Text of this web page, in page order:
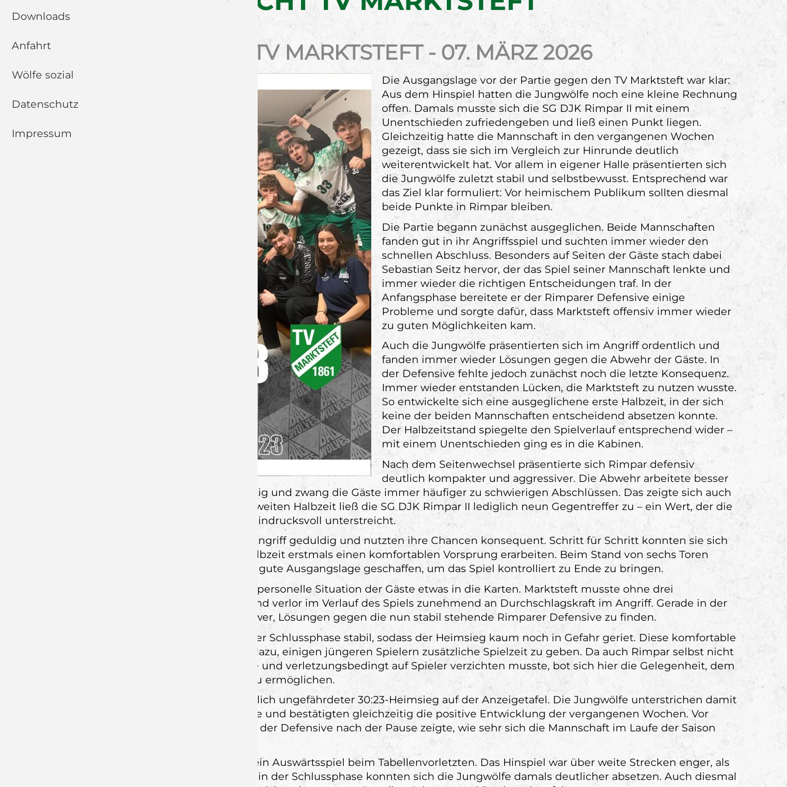
SG DJK RIMPAR II – TV MARKTSTEFT - 07. MÄRZ 2026
Die Ausgangslage vor der Partie gegen den TV Marktsteft war klar:
Aus dem Hinspiel hatten die Jungwölfe noch eine kleine Rechnung
offen. Damals musste sich die SG DJK Rimpar II mit einem
Unentschieden zufriedengeben und ließ einen Punkt liegen.
Gleichzeitig hatte die Mannschaft in den vergangenen Wochen
gezeigt, dass sie sich im Vergleich zur Hinrunde deutlich
weiterentwickelt hat. Vor allem in eigener Halle präsentierten sich
die Jungwölfe zuletzt stabil und selbstbewusst. Entsprechend war
das Ziel klar formuliert: Vor heimischem Publikum sollten diesmal
beide Punkte in Rimpar bleiben.
Die Partie begann zunächst ausgeglichen. Beide Mannschaften
fanden gut in ihr Angriffsspiel und suchten immer wieder den
schnellen Abschluss. Besonders auf Seiten der Gäste stach dabei
Sebastian Seitz hervor, der das Spiel seiner Mannschaft lenkte und
immer wieder die richtigen Entscheidungen traf. In der
Anfangsphase bereitete er der Rimparer Defensive einige
Probleme und sorgte dafür, dass Marktsteft offensiv immer wieder
zu guten Möglichkeiten kam.
Auch die Jungwölfe präsentierten sich im Angriff ordentlich und
fanden immer wieder Lösungen gegen die Abwehr der Gäste. In
der Defensive fehlte jedoch zunächst noch die letzte Konsequenz.
Immer wieder entstanden Lücken, die Marktsteft zu nutzen wusste.
So entwickelte sich eine ausgeglichene erste Halbzeit, in der sich
keine der beiden Mannschaften entscheidend absetzen konnte.
Der Halbzeitstand spiegelte den Spielverlauf entsprechend wider –
mit einem Unentschieden ging es in die Kabinen.
Nach dem Seitenwechsel präsentierte sich Rimpar defensiv
deutlich kompakter und aggressiver. Die Abwehr arbeitete besser
zusammen, unterstützte sich gegenseitig und zwang die Gäste immer häufiger zu schwierigen Abschlüssen. Das zeigte sich auch
auf der Anzeigetafel: In der gesamten zweiten Halbzeit ließ die SG DJK Rimpar II lediglich neun Gegentreffer zu – ein Wert, der die
deutlich verbesserte Defensivleistung eindrucksvoll unterstreicht.
Gleichzeitig blieben die Jungwölfe im Angriff geduldig und nutzten ihre Chancen konsequent. Schritt für Schritt konnten sie sich
absetzen und sich Mitte der zweiten Halbzeit erstmals einen komfortablen Vorsprung erarbeiten. Beim Stand von sechs Toren
Differenz hatten sich die Rimparer eine gute Ausgangslage geschaffen, um das Spiel kontrolliert zu Ende zu bringen.
Dabei spielte den Gastgebern auch die personelle Situation der Gäste etwas in die Karten. Marktsteft musste ohne drei
Stammspieler im Rückraum antreten und verlor im Verlauf des Spiels zunehmend an Durchschlagskraft im Angriff. Gerade in der
zweiten Halbzeit fiel es den Gästen schwer, Lösungen gegen die nun stabil stehende Rimparer Defensive zu finden.
Der Vorsprung der Jungwölfe blieb in der Schlussphase stabil, sodass der Heimsieg kaum noch in Gefahr geriet. Diese komfortable
Situation nutzte das Trainerteam auch dazu, einigen jüngeren Spielern zusätzliche Spielzeit zu geben. Da auch Rimpar selbst nicht
mit komplettem Kader antreten konnte und verletzungsbedingt auf Spieler verzichten musste, bot sich hier die Gelegenheit, dem
Nachwuchs wertvolle Einsatzminuten zu ermöglichen.
Am Ende stand ein verdienter und letztlich ungefährdeter 30:23-Heimsieg auf der Anzeigetafel. Die Jungwölfe unterstrichen damit
einmal mehr ihre Stärke in eigener Halle und bestätigten gleichzeitig die positive Entwicklung der vergangenen Wochen. Vor
allem der deutliche Leistungsanstieg in der Defensive nach der Pause zeigte, wie sehr sich die Mannschaft im Laufe der Saison
Am kommenden Wochenende wartet ein Auswärtsspiel beim Tabellenvorletzten. Das Hinspiel war über weite Strecken enger, als
es das Endergebnis vermuten ließ. Erst in der Schlussphase konnten sich die Jungwölfe damals deutlicher absetzen. Auch diesmal
Downloads
Anfahrt
Wölfe sozial
Datenschutz
Impressum